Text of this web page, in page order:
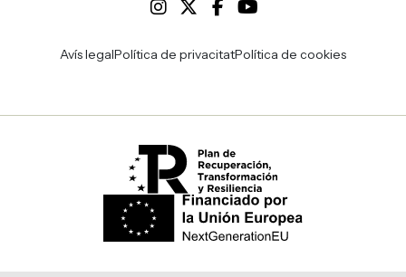
Avís legalPolítica de privacitatPolítica de cookies